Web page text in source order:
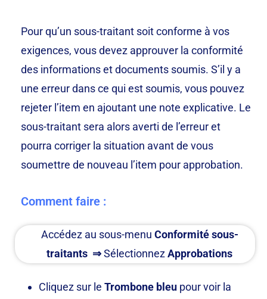
Pour qu’un sous-traitant soit conforme à vos
exigences, vous devez approuver la conformité
des informations et documents soumis. S’il y a
une erreur dans ce qui est soumis, vous pouvez
rejeter l’item en ajoutant une note explicative. Le
sous-traitant sera alors averti de l’erreur et
pourra corriger la situation avant de vous
soumettre de nouveau l’item pour approbation.
Comment faire :
Accédez au sous-menu Conformité sous-
traitants ⇒SélectionnezApprobations
Cliquez sur le Trombone bleu pour voir la